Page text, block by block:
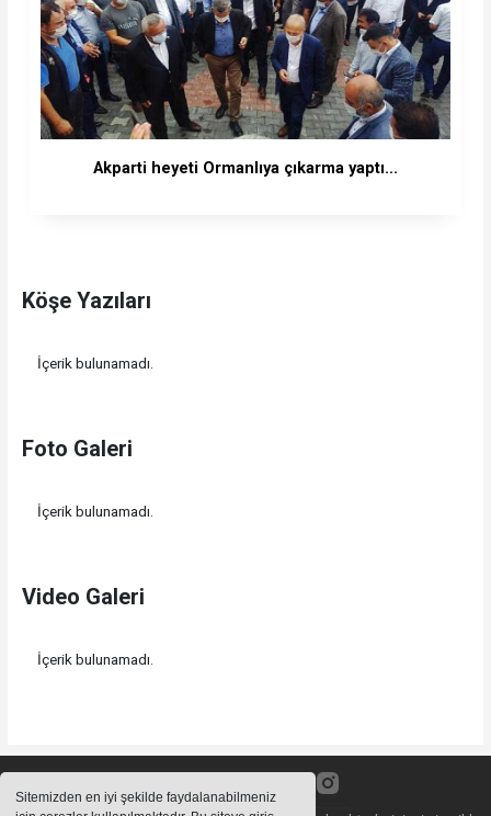
Sitemizden en iyi şekilde faydalanabilmeniz
Akparti heyeti Ormanlıya çıkarma yaptı...
Köşe Yazıları
İçerik bulunamadı.
Foto Galeri
İçerik bulunamadı.
Video Galeri
İçerik bulunamadı.